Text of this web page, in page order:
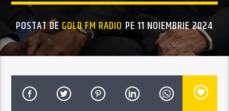
POSTAT DE GOLD FM RADIO PE 11 NOIEMBRIE 2024